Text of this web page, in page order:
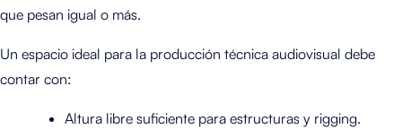
que pesan igual o más.
Un espacio ideal para la producción técnica audiovisual debe
contar con:
Altura libre suficiente para estructuras y rigging.